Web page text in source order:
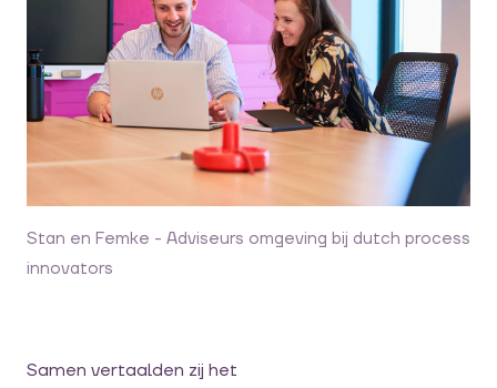
Stan en Femke - Adviseurs omgeving bij dutch process
innovators
Samen vertaalden zij het